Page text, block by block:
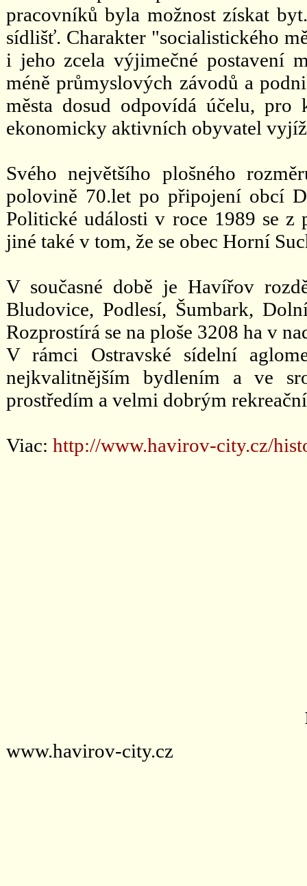
pracovníků byla možnost získat
sídlišť. Charakter "socialistického
i jeho zcela výjimečné postavení
méně průmyslových závodů a
města dosud odpovídá účelu, pro
ekonomicky aktivních obyvatel
Svého největšího plošného
polovině 70.let po připojení obcí
Politické události v roce 1989 se
jiné také v tom, že se obec Horní
V současné době je Havířov
Bludovice, Podlesí, Šumbark,
Rozprostírá se na ploše 3208 ha v
V rámci Ostravské sídelní
nejkvalitnějším bydlením a ve
prostředím a velmi dobrým
Viac: http://www.havirov-city.cz/
www.havirov-city.cz